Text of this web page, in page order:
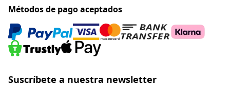
Métodos de pago aceptados
Suscríbete a nuestra newsletter